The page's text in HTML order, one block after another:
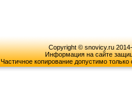
Copyright © snovicy.ru
Информация на сайте
Частичное копирование допустимо только